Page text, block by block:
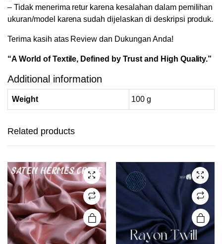
– Tidak menerima retur karena kesalahan dalam pemilihan
ukuran/model karena sudah dijelaskan di deskripsi produk.
Terima kasih atas Review dan Dukungan Anda!
“A World of Textile, Defined by Trust and High Quality.”
Additional information
Weight 100 g
Related products
has
The
options
may be
chosen
on the
product
page
The
options
may be
chosen
on the
product
page